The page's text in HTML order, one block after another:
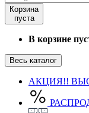
Корзина
пуста
В корзине
Весь каталог
АКЦИЯ!!